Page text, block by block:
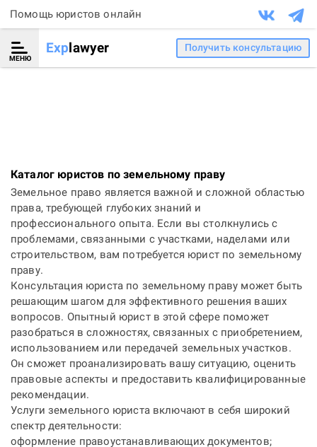
Помощь юристов онлайн
МЕНЮ
Explawyer Получить консультацию
Каталог юристов по земельному праву
Земельное право является важной и сложной областью
права, требующей глубоких знаний и
профессионального опыта. Если вы столкнулись с
проблемами, связанными с участками, наделами или
строительством, вам потребуется юрист по земельному
праву.
Консультация юриста по земельному праву может быть
решающим шагом для эффективного решения ваших
вопросов. Опытный юрист в этой сфере поможет
разобраться в сложностях, связанных с приобретением,
использованием или передачей земельных участков.
Он сможет проанализировать вашу ситуацию, оценить
правовые аспекты и предоставить квалифицированные
рекомендации.
Услуги земельного юриста включают в себя широкий
спектр деятельности:
оформление правоустанавливающих документов;